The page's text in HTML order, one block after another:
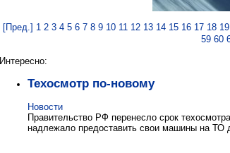
[Пред.] 1 2 3 4 5 6 7 8 9 10 11 12 13 14 15 16 17 18 19
59 60
Интересно:
Техосмотр по-новому
Новости
Правительство РФ перенесло срок
надлежало предоставить свои машины на ТО